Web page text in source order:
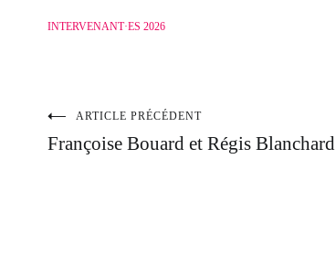
INTERVENANT·ES 2026
Navigation
ARTICLE PRÉCÉDENT
Françoise Bouard et Régis Blanchard